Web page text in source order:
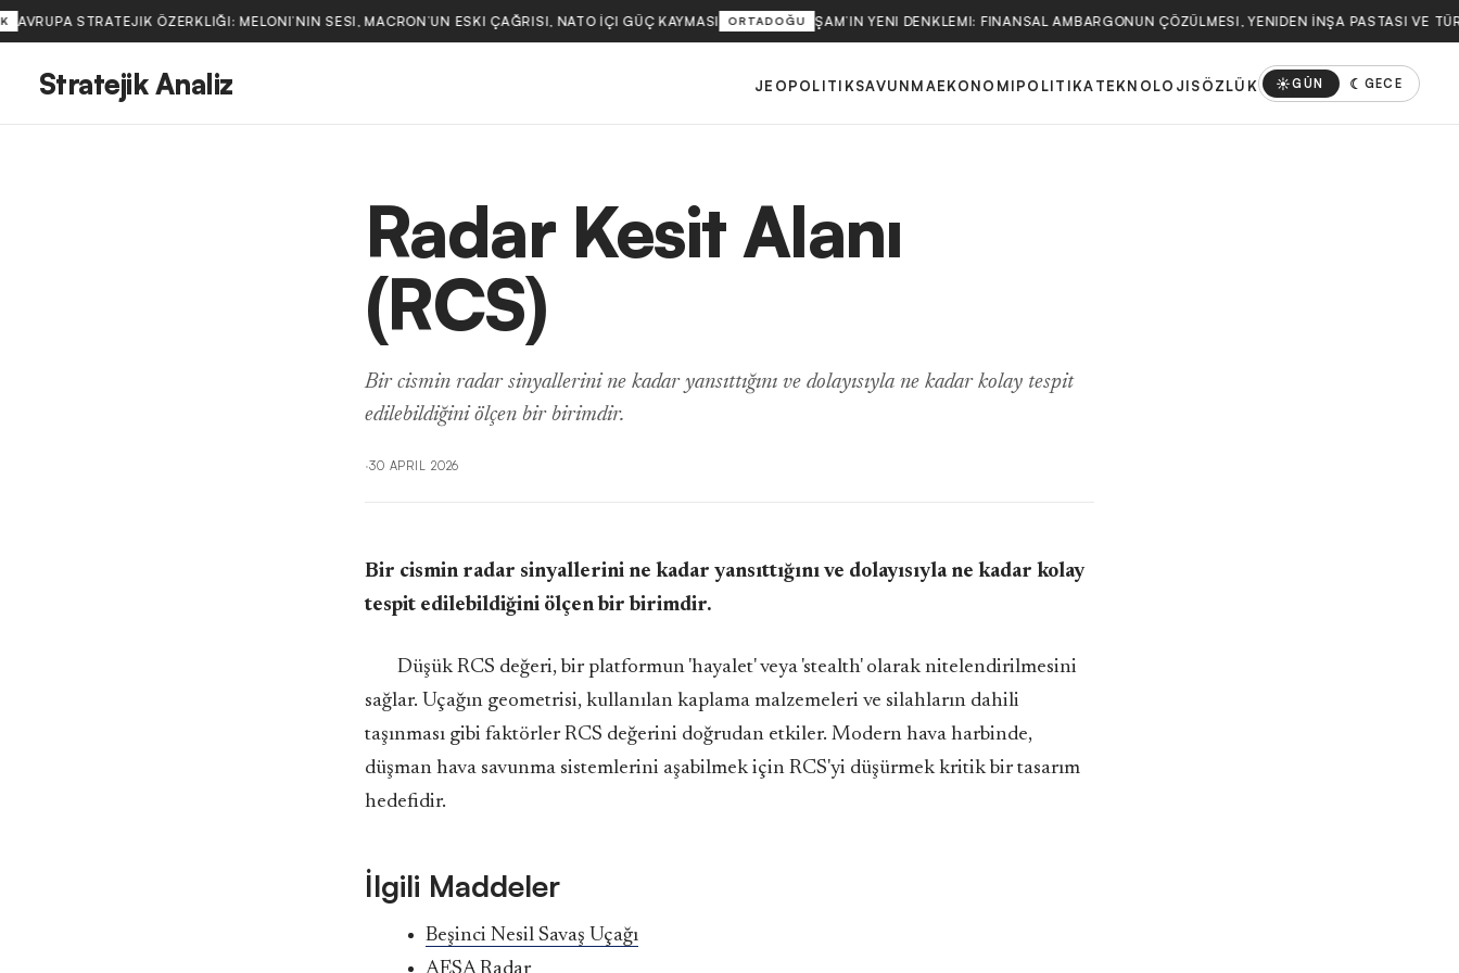
AVRUPA STRATEJIK ÖZERKLIĞI: MELONI’NIN SESI, MACRON’UN ESKI ÇAĞRISI, NATO İÇI GÜÇ KAYMASI ORTADOĞU ŞAM’IN YENI DENKLEMI: FINANSAL AMBARGONUN ÇÖZÜLMESI, YENIDEN İNŞA PASTASI VE
Stratejik Analiz JEOPOLITIKSAVUNMAEKONOMIPOLITIKATEKNOLOJISÖZLÜK ☀GÜN ☾ GECE
Radar Kesit Alanı
(RCS)
Bir cismin radar sinyallerini ne kadar yansıttığını ve dolayısıyla ne kadar kolay tespit
edilebildiğini ölçen bir birimdir.
·30 APRIL 2026
Bir cismin radar sinyallerini ne kadar yansıttığını ve dolayısıyla ne kadar kolay
tespit edilebildiğini ölçen bir birimdir.
Düşük RCS değeri, bir platformun 'hayalet' veya 'stealth' olarak nitelendirilmesini
sağlar. Uçağın geometrisi, kullanılan kaplama malzemeleri ve silahların dahili
taşınması gibi faktörler RCS değerini doğrudan etkiler. Modern hava harbinde,
düşman hava savunma sistemlerini aşabilmek için RCS'yi düşürmek kritik bir tasarım
hedefidir.
İlgili Maddeler
Beşinci Nesil Savaş Uçağı